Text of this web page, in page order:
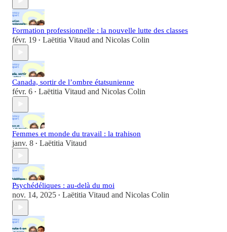
Formation professionnelle : la nouvelle lutte des classes
févr. 19 • Laëtitia Vitaud and Nicolas Colin
Canada, sortir de l’ombre étatsunienne
févr. 6 • Laëtitia Vitaud and Nicolas Colin
Femmes et monde du travail : la trahison
janv. 8 • Laëtitia Vitaud
Psychédéliques : au-delà du moi
nov. 14, 2025 • Laëtitia Vitaud and Nicolas Colin